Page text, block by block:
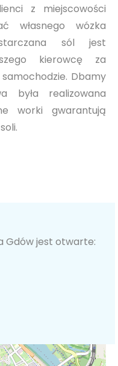
z miejscowości
własnego wózka
sól jest
kierowcę za
Dbamy
realizowana
worki gwarantują
Gdów jest otwarte: